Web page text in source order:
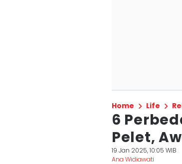
Home Life
6
Pelet,
19 Jan 2025, 10:05 WIB
Ana Widiawati